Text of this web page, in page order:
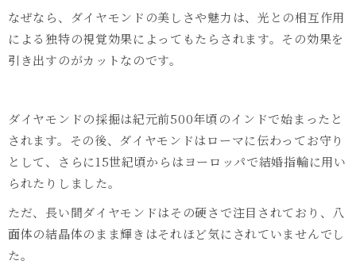
なぜなら、ダイヤモンドの美しさや魅力は、光との相互作用
による独特の視覚効果によってもたらされます。その効果を
引き出すのがカットなのです。
ダイヤモンドの採掘は紀元前500年頃のインドで始まったと
されます。その後、ダイヤモンドはローマに伝わってお守り
として、さらに15世紀頃からはヨーロッパで結婚指輪に用い
られたりしました。
ただ、長い間ダイヤモンドはその硬さで注目されており、八
面体の結晶体のまま輝きはそれほど気にされていませんでし
た。